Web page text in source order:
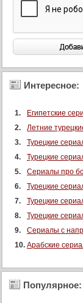
57 серия
58 серия
58 серия (суб)
59 серия
60 серия
60 серия (суб)
61 серия
61 серия (суб)
62 серия
62 серия (суб)
63 серия
Интересное:
Египетские
Летние
Турецкие
Турецкие
Сериалы про
Турецкие
Турецкие
Турецкие
Сериалы с
Арабские
Популярное: